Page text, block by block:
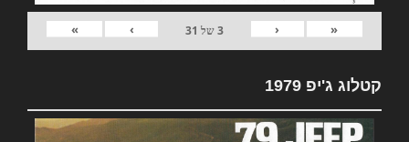
«
‹
3של 31
›
»
קטלוג ג'יפ 1979